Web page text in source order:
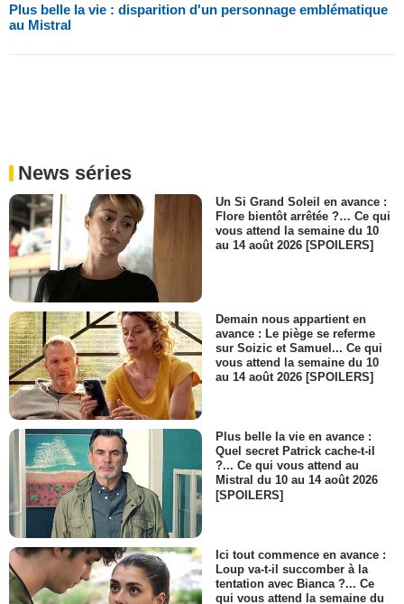
Plus belle la vie : disparition d'un personnage emblématique
au Mistral
News séries
Un Si Grand Soleil en avance :
Flore bientôt arrêtée ?… Ce qui
vous attend la semaine du 10
au 14 août 2026 [SPOILERS]
Demain nous appartient en
avance : Le piège se referme
sur Soizic et Samuel... Ce qui
vous attend la semaine du 10
au 14 août 2026 [SPOILERS]
Plus belle la vie en avance :
Quel secret Patrick cache-t-il
?... Ce qui vous attend au
Mistral du 10 au 14 août 2026
[SPOILERS]
Ici tout commence en avance :
Loup va-t-il succomber à la
tentation avec Bianca ?... Ce
qui vous attend la semaine du